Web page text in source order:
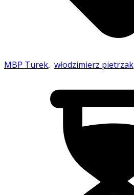
MBP Turek, włodzimierz pietrzak